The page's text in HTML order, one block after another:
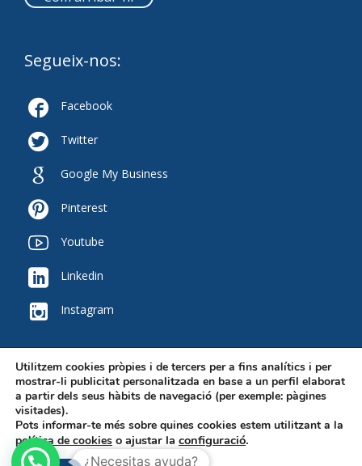
Segueix-nos:
 Facebook
 Twitter
 Google My Business
 Pinterest
 Youtube
 Linkedin
 Instagram
2020 © Copyright - Grup Nexus -Disseny Web HST.CAT-Avís legal
Utilitzem cookies pròpies i de tercers per a fins analítics i per
mostrar-li publicitat personalitzada en base a un perfil elaborat
a partir dels seus hàbits de navegació (per exemple: pàgines
visitades).
Pots informar-te més sobre quines cookies estem utilitzant a la
política de cookies o ajustar la configuració.
¿Necesitas ayuda?